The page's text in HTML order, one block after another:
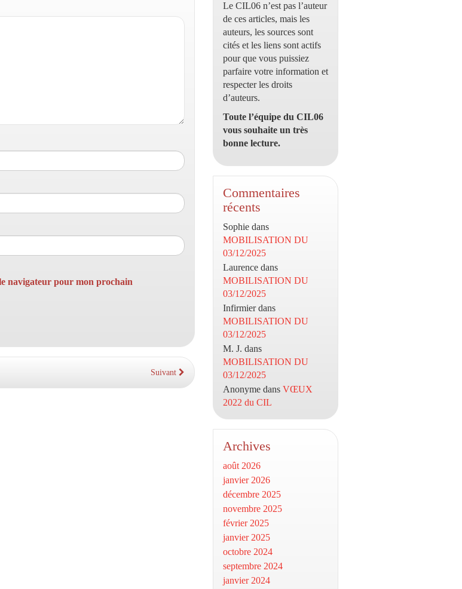
navigateur pour mon prochain
Suivant
Le CIL06 n’est pas l’auteur
de ces articles, mais les
auteurs, les sources sont
cités et les liens sont actifs
pour que vous puissiez
parfaire votre information et
respecter les droits
d’auteurs.
Toute l’équipe du CIL06
vous souhaite un très
bonne lecture.
Commentaires
récents
Sophie dans
MOBILISATION DU
03/12/2025
Laurence dans
MOBILISATION DU
03/12/2025
Infirmierdans
MOBILISATION DU
03/12/2025
M. J. dans
MOBILISATION DU
03/12/2025
Anonyme dans VŒUX
2022 du CIL
Archives
août 2026
janvier 2026
décembre 2025
novembre 2025
février 2025
janvier 2025
octobre 2024
septembre 2024
janvier 2024